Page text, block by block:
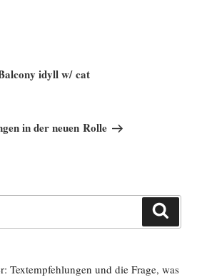
idyll w/ cat
in der neuen Rolle
Textempfehlungen und die Frage, was